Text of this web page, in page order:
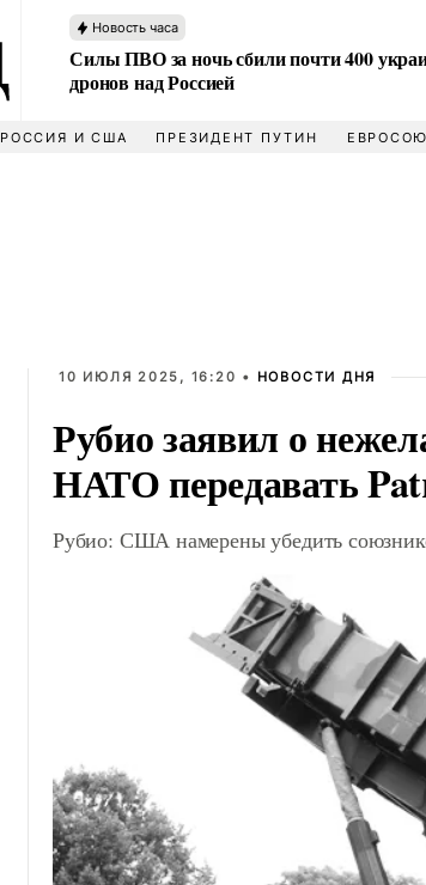
Новость часа
Силы ПВО за ночь сбили почти 400
дронов над Россией
РОССИЯ И США ПРЕЗИДЕНТ ПУТИН
10 ИЮЛЯ 2025, 16:20 • НОВОСТИ ДНЯ
Рубио заявил о
НАТО передавать
Рубио: США намерены убедить